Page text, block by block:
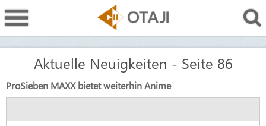
Aktuelle Neuigkeiten - Seite 86
ProSieben MAXX bietet weiterhin Anime